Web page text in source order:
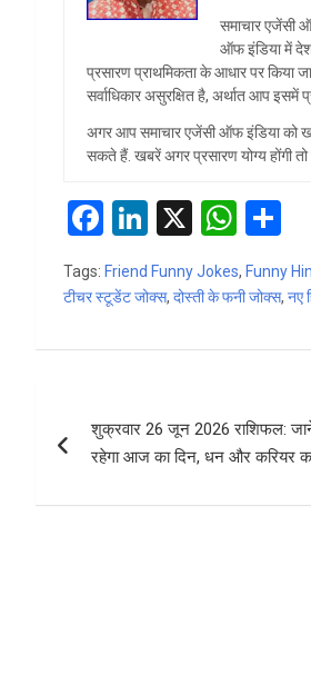
समाचार एजेंसी
ऑफ इंडिया में देश
प्रसारण प्राथमिकता के आधार पर किया
सर्वाधिकार असुरक्षित है, अर्थात आप इसमें
अगर आप समाचार एजेंसी ऑफ इंडिया
सकते हैं. खबरें अगर प्रसारण योग्य होंगी तो
F
a
ce
o
k
Li
n
ke
n
X
W
h
at
A
p
h
ar
Tags: Friend Funny Jokes, Funny
टीचर स्टूडेंट जोक्स, दोस्ती के फनी जोक्स, नए
navigation
शुक्रवार 26 जून 2026 राशिफल:
रहेगा आज का दिन, धन और करियर